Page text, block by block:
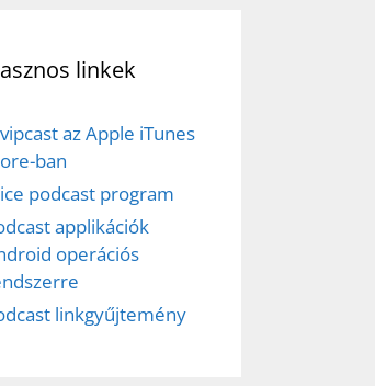
linkek
az Apple iTunes
ban
podcast program
applikációk
operációs
linkgyűjtemény